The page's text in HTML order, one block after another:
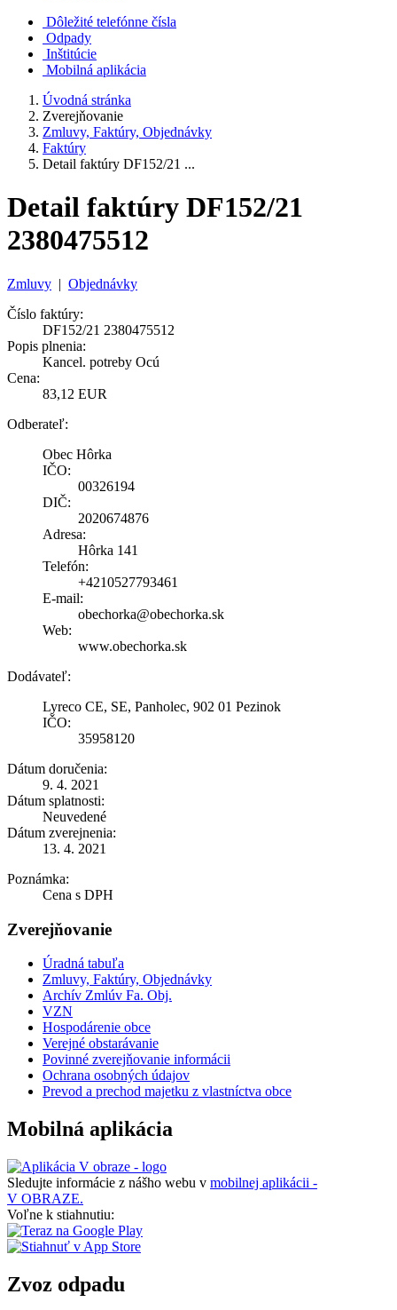
Dôležité telefónne čísla
Odpady
Inštitúcie
Mobilná aplikácia
Úvodná stránka
Zverejňovanie
Zmluvy, Faktúry, Objednávky
Faktúry
Detail faktúry DF152/21 ...
Detail faktúry DF152/21
2380475512
Zmluvy | Objednávky
Číslo faktúry:
DF152/21 2380475512
Popis plnenia:
Kancel. potreby Ocú
Cena:
83,12 EUR
Odberateľ:
Obec Hôrka
IČO:
00326194
DIČ:
2020674876
Adresa:
Hôrka 141
Telefón:
+4210527793461
E-mail:
obechorka@obechorka.sk
Web:
www.obechorka.sk
Dodávateľ:
Lyreco CE, SE, Panholec, 902 01 Pezinok
IČO:
35958120
Dátum doručenia:
9. 4. 2021
Dátum splatnosti:
Neuvedené
Dátum zverejnenia:
13. 4. 2021
Poznámka:
Cena s DPH
Zverejňovanie
Úradná tabuľa
Zmluvy, Faktúry, Objednávky
Archív Zmlúv Fa. Obj.
VZN
Hospodárenie obce
Verejné obstarávanie
Povinné zverejňovanie informácii
Ochrana osobných údajov
Prevod a prechod majetku z vlastníctva obce
Mobilná aplikácia
Sledujte informácie z nášho webu v mobilnej aplikácii -
V OBRAZE.
Voľne k stiahnutiu:
Zvoz odpadu